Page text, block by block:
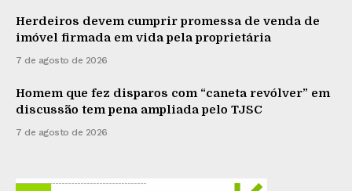
Herdeiros devem cumprir promessa de venda de
imóvel firmada em vida pela proprietária
7 de agosto de 2026
Homem que fez disparos com “caneta revólver” em
discussão tem pena ampliada pelo TJSC
7 de agosto de 2026